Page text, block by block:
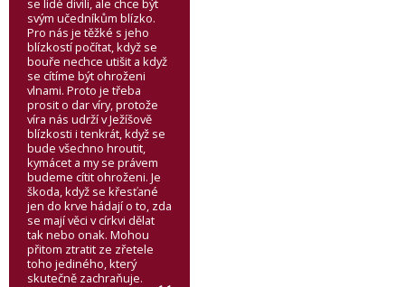
se lidé divili, ale chce být
svým učedníkům blízko.
Pro nás je těžké s jeho
blízkostí počítat, když se
bouře nechce utišit a když
se cítíme být ohroženi
vlnami. Proto je třeba
prosit o dar víry, protože
víra nás udrží v Ježíšově
blízkosti i tenkrát, když se
bude všechno hroutit,
kymácet a my se právem
budeme cítit ohroženi. Je
škoda, když se křesťané
jen do krve hádají o to, zda
se mají věci v církvi dělat
tak nebo onak. Mohou
přitom ztratit ze zřetele
toho jediného, který
skutečně zachraňuje.